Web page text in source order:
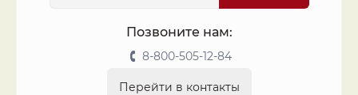
Позвоните нам:
8-800-505-12-84
Перейти в контакты